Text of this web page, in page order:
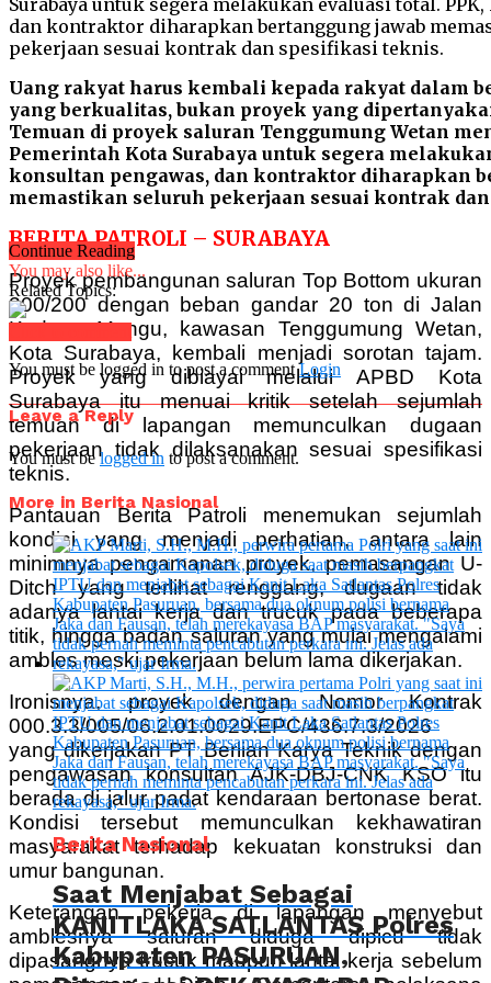
Uang rakyat harus kembali kepada rakyat dalam
yang berkualitas, bukan proyek yang
Temuan di proyek saluran Tenggumung Wetan
Pemerintah Kota Surabaya untuk segera
konsultan pengawas, dan kontraktor diharapkan
memastikan seluruh pekerjaan sesuai kontrak
BERITA PATROLI – SURABAYA
Proyek pembangunan saluran Top Bottom ukuran
200/200 dengan beban gandar 20 ton di Jalan
Kedung Mangu, kawasan Tenggumung Wetan,
Kota Surabaya, kembali menjadi sorotan tajam.
Proyek yang dibiayai melalui APBD Kota
Surabaya itu menuai kritik setelah sejumlah
temuan di lapangan memunculkan dugaan
pekerjaan tidak dilaksanakan sesuai spesifikasi
teknis.
Pantauan Berita Patroli menemukan sejumlah
kondisi yang menjadi perhatian, antara lain
minimnya pengamanan proyek, pemasangan U-
Ditch yang terlihat renggang, dugaan tidak
adanya lantai kerja dan trucuk pada beberapa
titik, hingga badan saluran yang mulai mengalami
ambles meski pekerjaan belum lama dikerjakan.
Ironisnya, proyek dengan Nomor Kontrak
000.3.3/005/06.2.01.0029.EPC/436.7.3/2026
yang dikerjakan PT Berlian Karya Teknik dengan
pengawasan konsultan AJK-DBJ-CNK KSO itu
berada di jalur padat kendaraan bertonase berat.
Kondisi tersebut memunculkan kekhawatiran
masyarakat terhadap kekuatan konstruksi dan
umur bangunan.
Keterangan pekerja di lapangan menyebut
amblesnya saluran diduga dipicu tidak
dipasangnya trucuk maupun lantai kerja sebelum
Continue Reading
You may also like...
Related Topics:
You must be logged in to post a commentLogin
Leave a Reply
You must belogged in to post a comment.
More in Berita Nasional
Berita Nasional
Saat Menjabat Sebagai
KANITLAKA SATLANTAS Polres
Kabupaten PASURUAN,